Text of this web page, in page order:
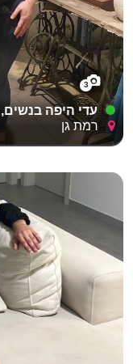
3
עדי היפה בנשים, 46
רמת גן